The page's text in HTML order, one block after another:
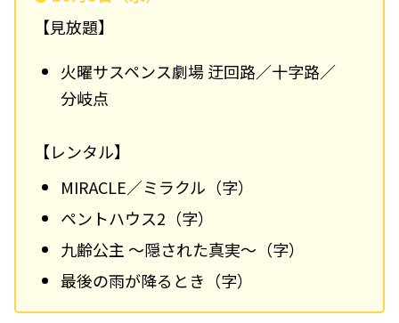
【見放題】
火曜サスペンス劇場 迂回路／十字路／
分岐点
【レンタル】
MIRACLE／ミラクル（字）
ペントハウス2（字）
九齢公主 ～隠された真実～（字）
最後の雨が降るとき（字）